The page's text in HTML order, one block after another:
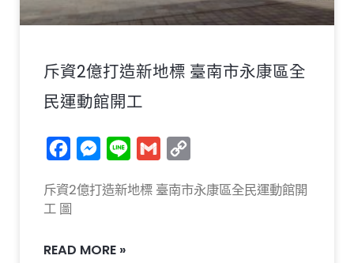
斥資2億打造新地標 臺南市永康區全
民運動館開工
FacebookMessenger
Line Gmail
斥資2億打造新地標 臺南市永康區全民運動館開
工 圖
READ MORE »